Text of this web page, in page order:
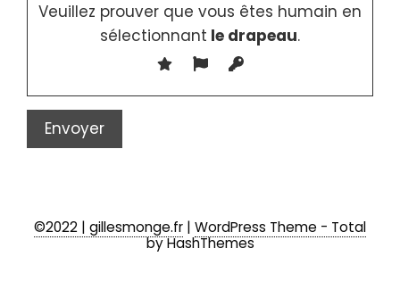
Veuillez prouver que vous êtes humain en
sélectionnant le drapeau.
©2022 | gillesmonge.fr | WordPress Theme - Total
by HashThemes